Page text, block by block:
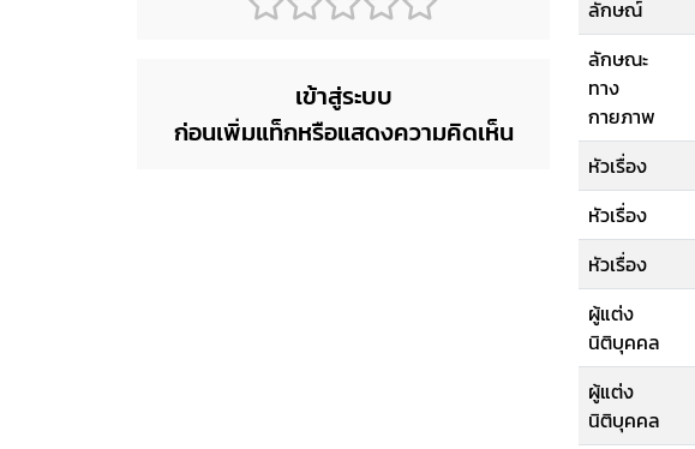
เข้าสู่ระบบ
ก่อนเพิ่มแท็กหรือแสดงความคิดเห็น
ลักษณ์
ลักษณะ
ทาง
กายภาพ
หัวเรื่อง
หัวเรื่อง
หัวเรื่อง
ผู้แต่ง
นิติบุคคล
ผู้แต่ง
นิติบุคคล